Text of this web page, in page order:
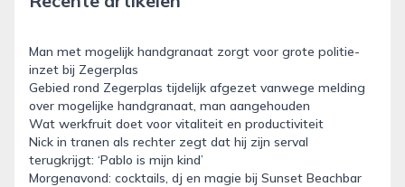
Man met mogelijk handgranaat zorgt voor grote politie-
inzet bij Zegerplas
Gebied rond Zegerplas tijdelijk afgezet vanwege melding
over mogelijke handgranaat, man aangehouden
Wat werkfruit doet voor vitaliteit en productiviteit
Nick in tranen als rechter zegt dat hij zijn serval
terugkrijgt: ‘Pablo is mijn kind’
Morgenavond: cocktails, dj en magie bij Sunset Beachbar